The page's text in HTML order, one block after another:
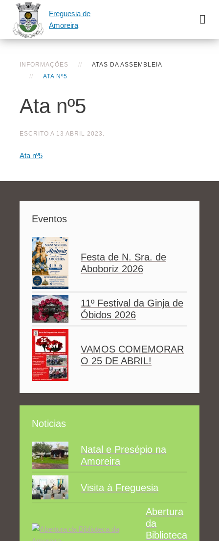
Freguesia de
Amoreira
INFORMAÇÕES
ATAS DA ASSEMBLEIA
ATA Nº5
Ata nº5
ESCRITO A 13 ABRIL 2023 .
Ata nº5
Eventos
Festa de N. Sra. de
Aboboriz 2026
11º Festival da Ginja de
Óbidos 2026
VAMOS COMEMORAR
O 25 DE ABRIL!
Noticias
Natal e Presépio na
Amoreira
Visita à Freguesia
Abertura
da
Biblioteca